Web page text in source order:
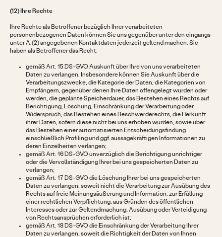
(12) Ihre Rechte
Ihre Rechte als Betroffener bezüglich Ihrer verarbeiteten
personenbezogenen Daten können Sie uns gegenüber unter den eingangs
unter A.(2) angegebenen Kontaktdaten jederzeit geltend machen. Sie
haben als Betroffener das Recht:
gemäß Art. 15 DS-GVO Auskunft über Ihre von uns verarbeiteten
Daten zu verlangen. Insbesondere können Sie Auskunft über die
Verarbeitungszwecke, die Kategorie der Daten, die Kategorien von
Empfängern, gegenüber denen Ihre Daten offengelegt wurden oder
werden, die geplante Speicherdauer, das Bestehen eines Rechts auf
Berichtigung, Löschung, Einschränkung der Verarbeitung oder
Widerspruch, das Bestehen eines Beschwerderechts, die Herkunft
ihrer Daten, sofern diese nicht bei uns erhoben wurden, sowie über
das Bestehen einer automatisierten Entscheidungsfindung
einschließlich Profiling und ggf. aussagekräftigen Informationen zu
deren Einzelheiten verlangen;
gemäß Art. 16 DS-GVO unverzüglich die Berichtigung unrichtiger
oder die Vervollständigung Ihrer bei uns gespeicherten Daten zu
verlangen;
gemäß Art. 17 DS-GVO die Löschung Ihrer bei uns gespeicherten
Daten zu verlangen, soweit nicht die Verarbeitung zur Ausübung des
Rechts auf freie Meinungsäußerung und Information, zur Erfüllung
einer rechtlichen Verpflichtung, aus Gründen des öffentlichen
Interesses oder zur Geltendmachung, Ausübung oder Verteidigung
von Rechtsansprüchen erforderlich ist;
gemäß Art. 18 DS-GVO die Einschränkung der Verarbeitung Ihrer
Daten zu verlangen, soweit die Richtigkeit der Daten von Ihnen